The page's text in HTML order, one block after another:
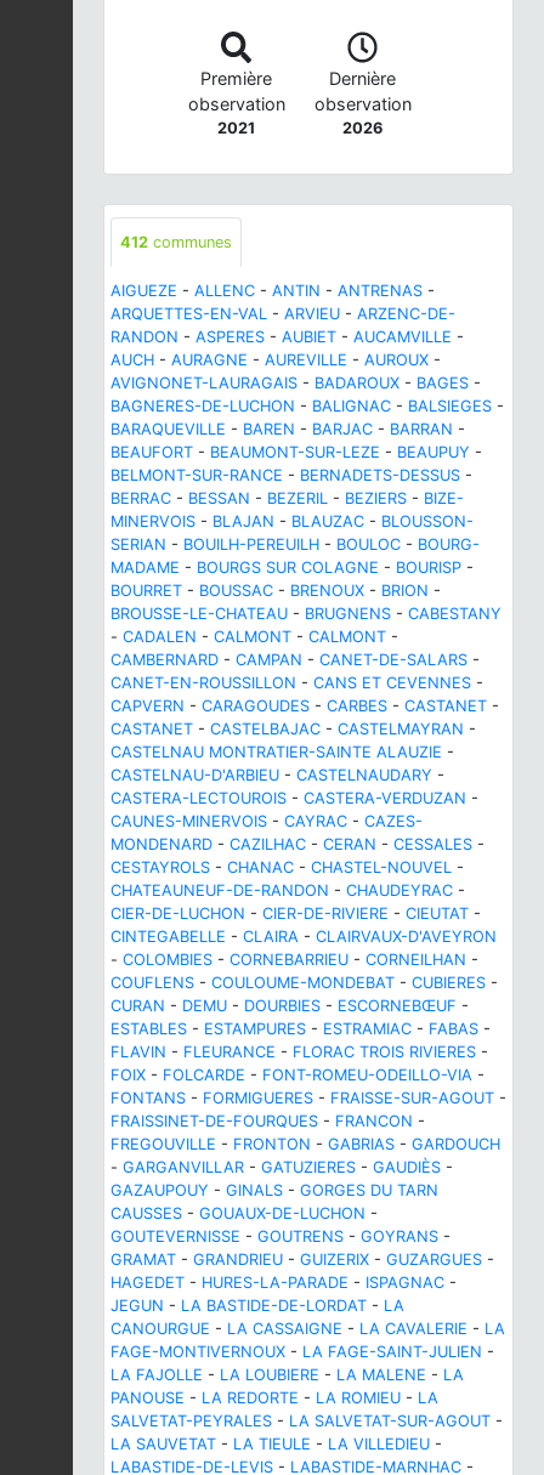
Première
observation
2021
Dernière
observation
2026
412 communes
AIGUEZE - ALLENC - ANTIN - ANTRENAS -
ARQUETTES-EN-VAL - ARVIEU - ARZENC-DE-
RANDON - ASPERES - AUBIET - AUCAMVILLE -
AUCH - AURAGNE - AUREVILLE - AUROUX -
AVIGNONET-LAURAGAIS - BADAROUX - BAGES -
BAGNERES-DE-LUCHON - BALIGNAC - BALSIEGES -
BARAQUEVILLE - BAREN - BARJAC - BARRAN -
BEAUFORT - BEAUMONT-SUR-LEZE - BEAUPUY -
BELMONT-SUR-RANCE - BERNADETS-DESSUS -
BERRAC - BESSAN - BEZERIL - BEZIERS - BIZE-
MINERVOIS - BLAJAN - BLAUZAC - BLOUSSON-
SERIAN - BOUILH-PEREUILH - BOULOC - BOURG-
MADAME - BOURGS SUR COLAGNE - BOURISP -
BOURRET - BOUSSAC - BRENOUX - BRION -
BROUSSE-LE-CHATEAU - BRUGNENS - CABESTANY
- CADALEN - CALMONT - CALMONT -
CAMBERNARD - CAMPAN - CANET-DE-SALARS -
CANET-EN-ROUSSILLON - CANS ET CEVENNES -
CAPVERN - CARAGOUDES - CARBES - CASTANET -
CASTANET - CASTELBAJAC - CASTELMAYRAN -
CASTELNAU MONTRATIER-SAINTE ALAUZIE -
CASTELNAU-D'ARBIEU - CASTELNAUDARY -
CASTERA-LECTOUROIS - CASTERA-VERDUZAN -
CAUNES-MINERVOIS - CAYRAC - CAZES-
MONDENARD - CAZILHAC - CERAN - CESSALES -
CESTAYROLS - CHANAC - CHASTEL-NOUVEL -
CHATEAUNEUF-DE-RANDON - CHAUDEYRAC -
CIER-DE-LUCHON - CIER-DE-RIVIERE - CIEUTAT -
CINTEGABELLE - CLAIRA - CLAIRVAUX-D'AVEYRON
- COLOMBIES - CORNEBARRIEU - CORNEILHAN -
COUFLENS - COULOUME-MONDEBAT - CUBIERES -
CURAN - DEMU - DOURBIES - ESCORNEBŒUF -
ESTABLES - ESTAMPURES - ESTRAMIAC - FABAS -
FLAVIN - FLEURANCE - FLORAC TROIS RIVIERES -
FOIX - FOLCARDE - FONT-ROMEU-ODEILLO-VIA -
FONTANS - FORMIGUERES - FRAISSE-SUR-AGOUT -
FRAISSINET-DE-FOURQUES - FRANCON -
FREGOUVILLE - FRONTON - GABRIAS - GARDOUCH
- GARGANVILLAR - GATUZIERES - GAUDIÈS -
GAZAUPOUY - GINALS - GORGES DU TARN
CAUSSES - GOUAUX-DE-LUCHON -
GOUTEVERNISSE - GOUTRENS - GOYRANS -
GRAMAT - GRANDRIEU - GUIZERIX - GUZARGUES -
HAGEDET - HURES-LA-PARADE - ISPAGNAC -
JEGUN - LA BASTIDE-DE-LORDAT - LA
CANOURGUE - LA CASSAIGNE - LA CAVALERIE - LA
FAGE-MONTIVERNOUX - LA FAGE-SAINT-JULIEN -
LA FAJOLLE - LA LOUBIERE - LA MALENE - LA
PANOUSE - LA REDORTE - LA ROMIEU - LA
SALVETAT-PEYRALES - LA SALVETAT-SUR-AGOUT -
LA SAUVETAT - LA TIEULE - LA VILLEDIEU -
LABASTIDE-DE-LEVIS - LABASTIDE-MARNHAC -